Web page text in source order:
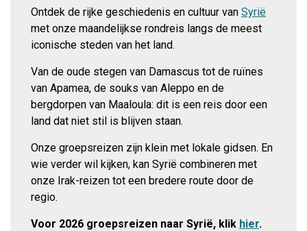
Ontdek de rijke geschiedenis en cultuur van Syrië
met onze maandelijkse rondreis langs de meest
iconische steden van het land.
Van de oude stegen van Damascus tot de ruïnes
van Apamea, de souks van Aleppo en de
bergdorpen van Maaloula: dit is een reis door een
land dat niet stil is blijven staan.
Onze groepsreizen zijn klein met lokale gidsen. En
wie verder wil kijken, kan Syrië combineren met
onze Irak-reizen tot een bredere route door de
regio.
Voor 2026 groepsreizen naar Syrië, klik hier.